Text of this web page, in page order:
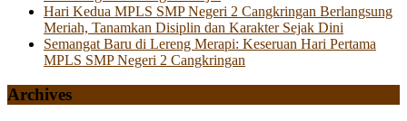
Hari Kedua MPLS SMP Negeri 2 Cangkringan Berlangsung
Meriah, Tanamkan Disiplin dan Karakter Sejak Dini
Semangat Baru di Lereng Merapi: Keseruan Hari Pertama
MPLS SMP Negeri 2 Cangkringan
Archives